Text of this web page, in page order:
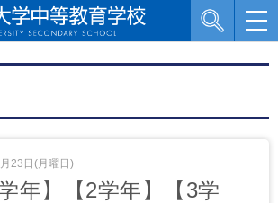
23日(月曜日)
年】【2学年】【3学